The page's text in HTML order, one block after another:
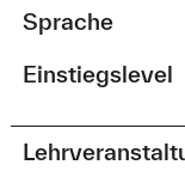
Sprache
Einstiegslevel